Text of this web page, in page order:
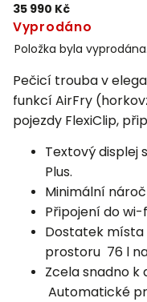
35 990 Kč
Vyprodáno
Položka byla
Pečicí trouba v
funkcíAirFry
pojezdy FlexiClip,
Textový displej
Plus.
Minimální
Připojení do
Dostatek místa
prostoru 76 l
Zcela snadno k
Automatické